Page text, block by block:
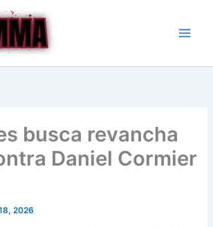
busca revancha
Daniel Cormier
2026